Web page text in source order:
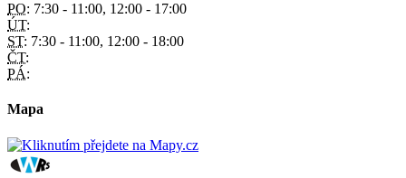
PO: 7:30 - 11:00, 12:00 - 17:00
ÚT:
ST: 7:30 - 11:00, 12:00 - 18:00
ČT:
PÁ:
Mapa